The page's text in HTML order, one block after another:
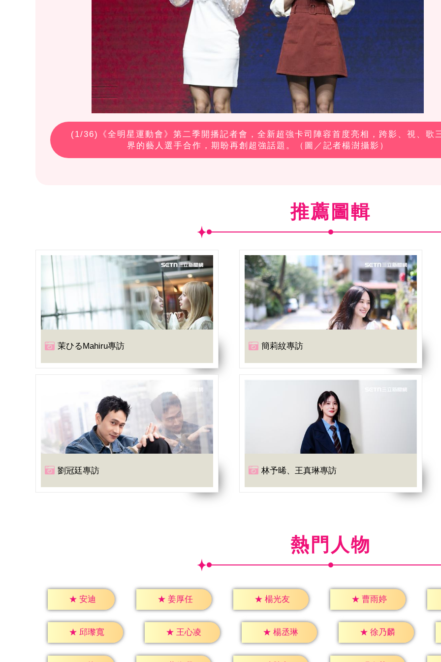
(1/36)《全明星運動會》第二季開播記者會，全新超強卡司陣容首度亮相，跨影、視、歌
界的藝人選手合作，期盼再創超強話題。（圖／記者楊澍攝影）
推薦圖輯
茉ひるMahiru專訪 簡莉紋專訪
劉冠廷專訪 林予晞、王真琳專訪
熱門人物
★ 安迪 ★ 姜厚任 ★ 楊光友 ★ 曹雨婷
★ 邱瓈寬 ★ 王心凌 ★ 楊丞琳 ★ 徐乃麟